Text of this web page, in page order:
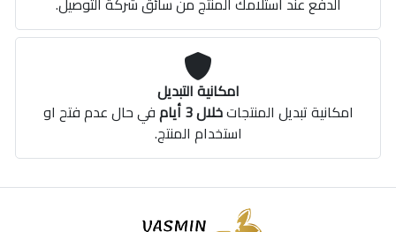
امكانية التبديل
امكانية تبديل المنتجاتخلال 3 أيام
في حال عدم فتح او
استخدام المنتج.